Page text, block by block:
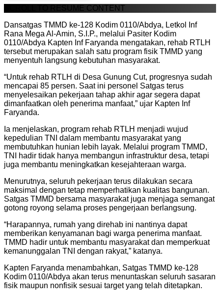
SCROLL TO RESUME CONTENT
Dansatgas TMMD ke-128 Kodim 0110/Abdya, Letkol Inf
Rana Mega Al-Amin, S.I.P., melalui Pasiter Kodim
0110/Abdya Kapten Inf Faryanda mengatakan, rehab RTLH
tersebut merupakan salah satu program fisik TMMD yang
menyentuh langsung kebutuhan masyarakat.
“Untuk rehab RTLH di Desa Gunung Cut, progresnya sudah
mencapai 85 persen. Saat ini personel Satgas terus
menyelesaikan pekerjaan tahap akhir agar segera dapat
dimanfaatkan oleh penerima manfaat,” ujar Kapten Inf
Faryanda.
Ia menjelaskan, program rehab RTLH menjadi wujud
kepedulian TNI dalam membantu masyarakat yang
membutuhkan hunian lebih layak. Melalui program TMMD,
TNI hadir tidak hanya membangun infrastruktur desa, tetapi
juga membantu meningkatkan kesejahteraan warga.
Menurutnya, seluruh pekerjaan terus dilakukan secara
maksimal dengan tetap memperhatikan kualitas bangunan.
Satgas TMMD bersama masyarakat juga menjaga semangat
gotong royong selama proses pengerjaan berlangsung.
“Harapannya, rumah yang direhab ini nantinya dapat
memberikan kenyamanan bagi warga penerima manfaat.
TMMD hadir untuk membantu masyarakat dan memperkuat
kemanunggalan TNI dengan rakyat,” katanya.
Kapten Faryanda menambahkan, Satgas TMMD ke-128
Kodim 0110/Abdya akan terus menuntaskan seluruh sasaran
fisik maupun nonfisik sesuai target yang telah ditetapkan.